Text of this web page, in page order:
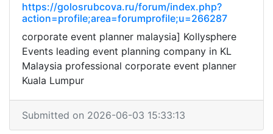
https://golosrubcova.ru/forum/index.php?
action=profile;area=forumprofile;u=266287
corporate event planner malaysia] Kollysphere
Events leading event planning company in KL
Malaysia professional corporate event planner
Kuala Lumpur
Submitted on 2026-06-03 15:33:13